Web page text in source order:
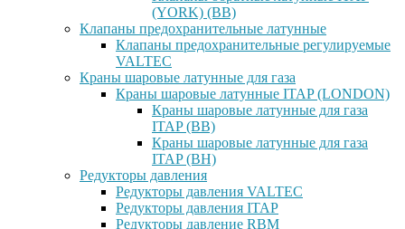
(YORK) (ВВ)
Клапаны предохранительные латунные
Клапаны предохранительные регулируемые
VALTEC
Краны шаровые латунные для газа
Краны шаровые латунные ITAP (LONDON)
Краны шаровые латунные для газа
ITAP (ВВ)
Краны шаровые латунные для газа
ITAP (ВН)
Редукторы давления
Редукторы давления VALTEC
Редукторы давления ITAP
Редукторы давление RBM